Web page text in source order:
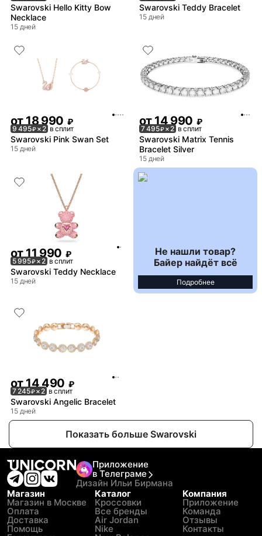
Swarovski Hello Kitty Bow
Necklace
15 дней
Swarovski Teddy Bracelet
15 дней
от18 990 ₽
9 495₽× 2 в сплит
Swarovski Pink Swan Set
15 дней
от14 990 ₽
7 495₽× 2 в сплит
Swarovski Matrix Tennis
Bracelet Silver
15 дней
от11 990 ₽
5 995₽× 2 в сплит
Swarovski Teddy Necklace
15 дней
Не нашли товар?
Байер найдёт всё
Подробнее
от14 490 ₽
7 245₽× 2 в сплит
Swarovski Angelic Bracelet
15 дней
Показать больше Swarovski
Приложение
в Телеграме
Дизайн Ильи Бирмана
Магазин
Магазин в Москве
Оплата
Доставка
Помощь
Каталог
Кроссовки
Все бренды
Air Jordan
Nike
Компания
Приложение
Команда
Отзывы
Контакты